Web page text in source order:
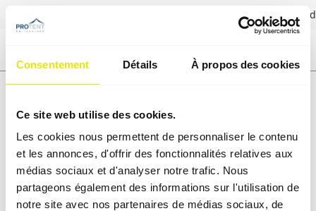
Consentement Détails À propos des cookies
Ce site web utilise des cookies.
Les cookies nous permettent de personnaliser le contenu
et les annonces, d'offrir des fonctionnalités relatives aux
médias sociaux et d'analyser notre trafic. Nous
partageons également des informations sur l'utilisation de
notre site avec nos partenaires de médias sociaux, de
Conseils personnalisés ✓Service